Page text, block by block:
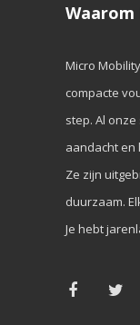
Waarom
Micro
compacte
step. Al
aandacht en
Ze zijn
duurzaam.
Je hebt